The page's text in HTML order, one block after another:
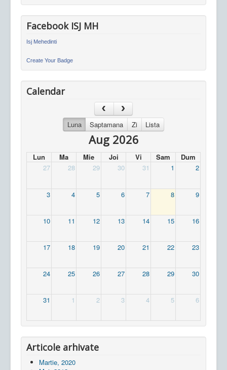
Facebook ISJ MH
Isj Mehedinti
Create Your Badge
Calendar
Luna Saptamana Zi Lista
Aug 2026
Lun Ma Mie Joi Vi Sam
Dum
27
28 29 30 31 1 2
3 4 5 6 7 8 9
10 11 12 13 14 15 16
17 18 19 20 21 22 23
24 25 26 27 28 29 30
31 1 2 3 4 5 6
Articole arhivate
Martie, 2020